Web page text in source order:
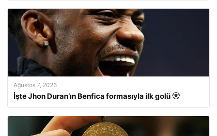
Ağustos 7, 2026
İşte Jhon Duran’ın Benfica formasıyla ilk golü